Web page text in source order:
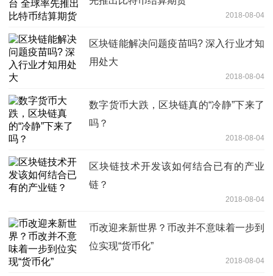
2018-08-04
区块链能解决问题疫苗吗? 深入行业才知
用处大
2018-08-04
数字货币大跌，区块链真的“冷静”下来了
吗？
2018-08-04
区块链技术开发该如何结合已有的产业
链？
2018-08-04
币改迎来新世界？币改并不意味着一步到
位实现“货币化”
2018-08-04